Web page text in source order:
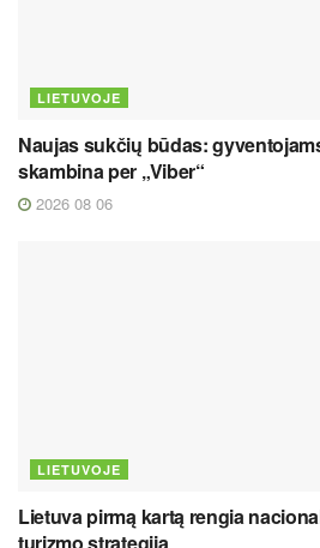
LIETUVOJE
Naujas sukčių būdas:
skambina per „Viber“
2026 08 06
LIETUVOJE
Lietuva pirmą kartą rengia